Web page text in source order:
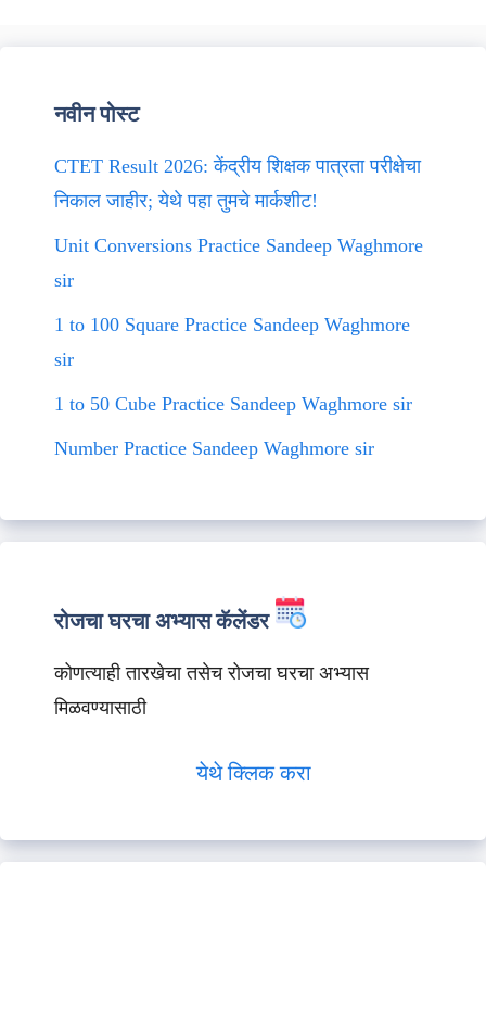
नवीन पोस्ट
CTET Result 2026: केंद्रीय शिक्षक पात्रता परीक्षेचा
निकाल जाहीर; येथे पहा तुमचे मार्कशीट!
Unit Conversions Practice Sandeep Waghmore
sir
1 to 100 Square Practice Sandeep Waghmore
sir
1 to 50 Cube Practice Sandeep Waghmore sir
Number Practice Sandeep Waghmore sir
रोजचा घरचा अभ्यास कॅलेंडर
कोणत्याही तारखेचा तसेच रोजचा घरचा अभ्यास
मिळवण्यासाठी
येथे क्लिक करा